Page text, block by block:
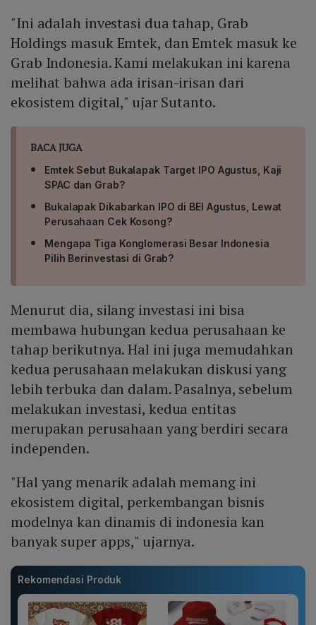
"Ini adalah investasi dua tahap, Grab
Holdings masuk Emtek, dan Emtek masuk ke
Grab Indonesia. Kami melakukan ini karena
melihat bahwa ada irisan-irisan dari
ekosistem digital," ujar Sutanto.
BACA JUGA
Emtek Sebut Bukalapak Target IPO Agustus, Kaji
SPAC dan Grab?
Bukalapak Dikabarkan IPO di BEI Agustus, Lewat
Perusahaan Cek Kosong?
Mengapa Tiga Konglomerasi Besar Indonesia
Pilih Berinvestasi di Grab?
Menurut dia, silang investasi ini bisa
membawa hubungan kedua perusahaan ke
tahap berikutnya. Hal ini juga memudahkan
kedua perusahaan melakukan diskusi yang
lebih terbuka dan dalam. Pasalnya, sebelum
melakukan investasi, kedua entitas
merupakan perusahaan yang berdiri secara
independen.
"Hal yang menarik adalah memang ini
ekosistem digital, perkembangan bisnis
modelnya kan dinamis di indonesia kan
banyak super apps," ujarnya.
Rekomendasi Produk